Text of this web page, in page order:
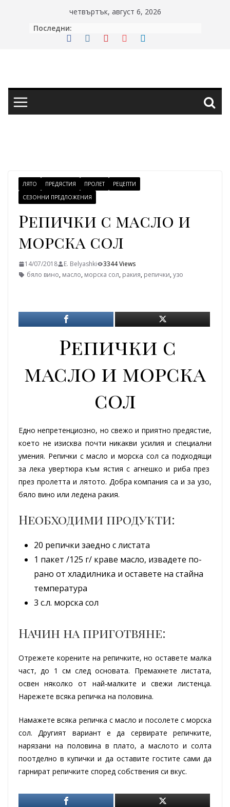
четвъртък, август 6, 2026
Последни:
ЛЯТО ПРЕДЯСТИЯ ПРОЛЕТ
РЕЦЕПТИ
СЕЗОННИ ПРЕДЛОЖЕНИЯ
Репички с масло и
морска сол
14/07/2018 E. Belyashki
3344 Views
бяло вино, масло, морска сол, ракия, репички,узо
Репички с
масло и морска
сол
Едно непретенциозно, но свежо и приятно предястие,
което не изисква почти никакви усилия и специални
умения. Репички с масло и морска сол са подходящи
за лека увертюра към ястия с агнешко и риба през
през пролетта и лятото. Добра компания са и за узо,
бяло вино или ледена ракия.
Необходими продукти:
20 репички заедно с листата
1 пакет /125 г/ краве масло, извадете по-
рано от хладилника и оставете на стайна
температура
3 с.л. морска сол
Начин на приготвяне:
Отрежете корените на репичките, но оставете малка
част, до 1 см след основата. Премахнете листата,
освен няколко от най-малките и свежи листенца.
Нарежете всяка репичка на половина.
Намажете всяка репичка с масло и посолете с морска
сол. Другият вариант е да сервирате репичките,
нарязани на половина в плато, а маслото и солта
поотделно в купички и да оставите гостите сами да
гарнират репичките според собствения си вкус.